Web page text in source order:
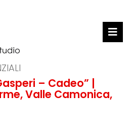
PORTFOLIO
– Cadeo” |
Valle Camonica,